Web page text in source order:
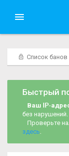
Список банов
Быстрый
Ваш IP-
без нарушений.
Проверьте
здесь.